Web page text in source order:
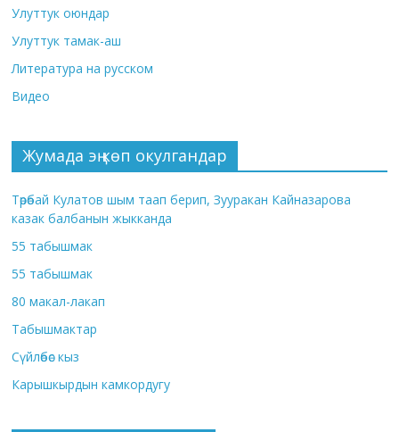
Улуттук оюндар
Улуттук тамак-аш
Литература на русском
Видео
Жумада эң көп окулгандар
Төрөбай Кулатов шым таап берип, Зууракан Кайназарова
казак балбанын жыкканда
55 табышмак
55 табышмак
80 макал-лакап
Табышмактар
Сүйлөбөс кыз
Карышкырдын камкордугу